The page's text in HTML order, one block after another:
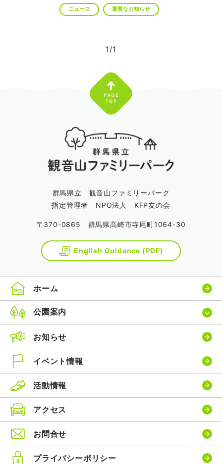
ニュース 重要なお知らせ
1/1
群馬県立 観音山ファミリーパーク
指定管理者 NPO法人 KFP友の会
〒370-0865 群馬県高崎市寺尾町1064-30
English Guidance (PDF)
ホーム
公園案内
お知らせ
イベント情報
活動情報
アクセス
お問合せ
プライバシーポリシー